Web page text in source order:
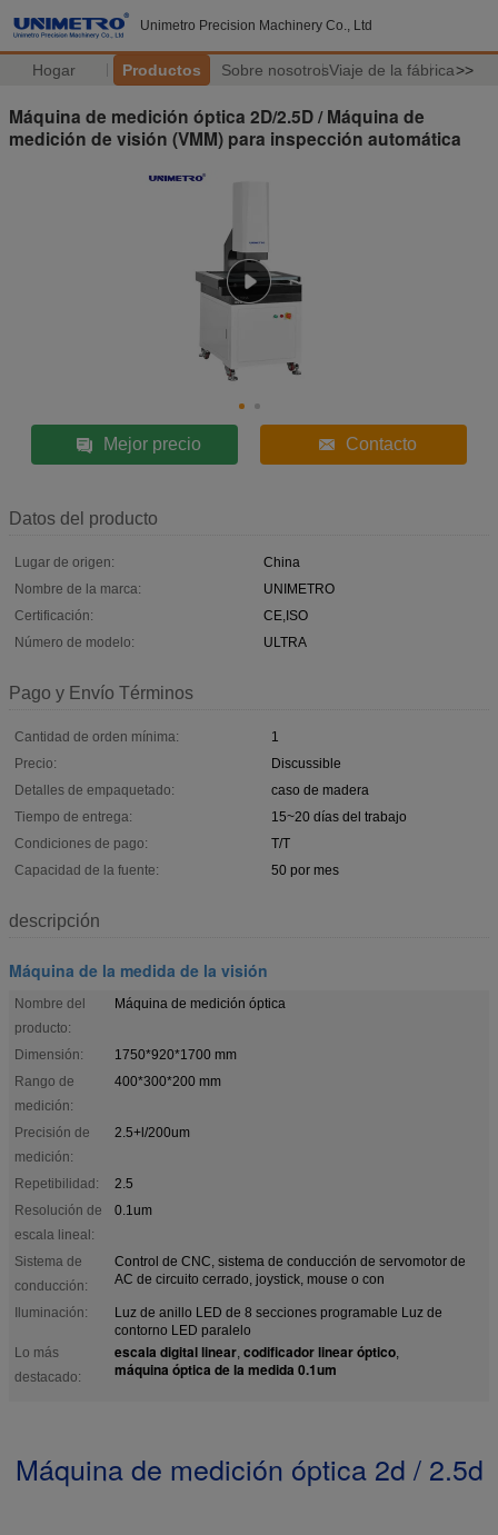
Unimetro Precision Machinery Co., Ltd
Hogar Productos Sobre nosotrosViaje de la fábrica>>
Máquina de medición óptica 2D/2.5D / Máquina de
medición de visión (VMM) para inspección automática
Mejor precio Contacto
Datos del producto
Lugar de origen:
China
Nombre de la marca:
UNIMETRO
Certificación:
CE,ISO
Número de modelo:
ULTRA
Pago y Envío Términos
Cantidad de orden mínima:
1
Precio:
Discussible
Detalles de empaquetado:
caso de madera
Tiempo de entrega:
15~20 días del trabajo
Condiciones de pago:
T/T
Capacidad de la fuente:
50 por mes
descripción
Máquina de la medida de la visión
Nombre del
producto:
Máquina de medición óptica
Dimensión:
1750*920*1700 mm
Rango de
medición:
400*300*200 mm
Precisión de
medición:
2.5+l/200um
Repetibilidad:
2.5
Resolución de
escala lineal:
0.1um
Sistema de
conducción:
Control de CNC, sistema de conducción de servomotor de
AC de circuito cerrado, joystick, mouse o con
Iluminación:
Luz de anillo LED de 8 secciones programable Luz de
contorno LED paralelo
Lo más
destacado:
escala digital linear, codificador linear óptico,
máquina óptica de la medida 0.1um
Máquina de medición óptica 2d / 2.5d